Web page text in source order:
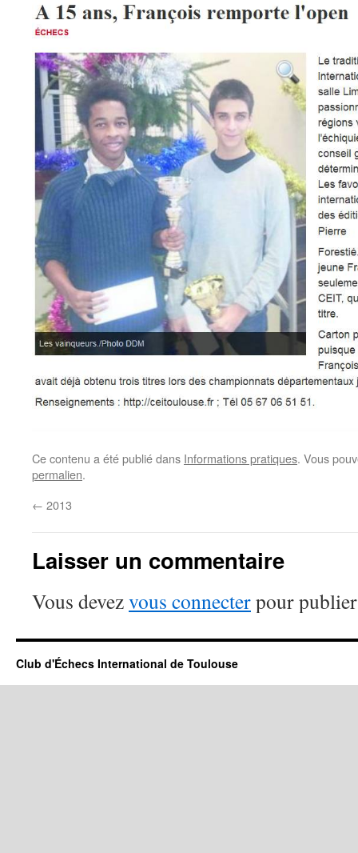
Ce contenu a été publié dans Informations pratiques. Vous
permalien.
← 2013
Laisser un commentaire
Vous devezvous connecterpour
Club d'Échecs International de Toulouse